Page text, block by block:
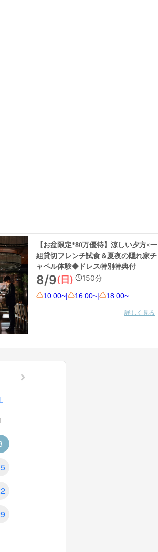
【お盆限定*80万優待】涼しい夕方×一
組貸切フレンチ試食＆夏夜の隠れ家チ
ャペル体験◆ドレス特別特典付
8/9(日) 150分
10:00~| 16:00~| 18:00~
詳しく見る